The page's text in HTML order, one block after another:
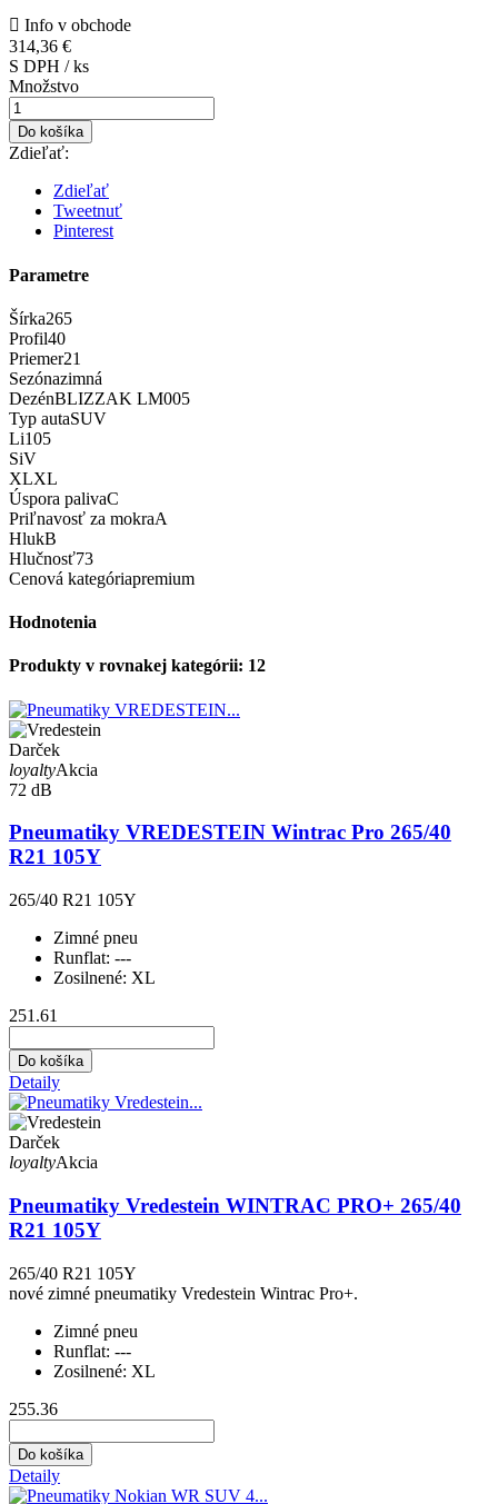
 Info v obchode
314,36 €
S DPH / ks
Množstvo
Do košíka
Zdieľať:
Zdieľať
Tweetnuť
Pinterest
Parametre
Šírka265
Profil40
Priemer21
Sezónazimná
DezénBLIZZAK LM005
Typ autaSUV
Li105
SiV
XLXL
Úspora palivaC
Priľnavosť za mokraA
HlukB
Hlučnosť73
Cenová kategóriapremium
Hodnotenia
Produkty v rovnakej kategórii: 12
Darček
loyaltyAkcia
72 dB
Pneumatiky VREDESTEIN Wintrac Pro 265/40
R21 105Y
265/40 R21 105Y
Zimné pneu
Runflat: ---
Zosilnené: XL
251.61
Do košíka
Detaily
Darček
loyaltyAkcia
Pneumatiky Vredestein WINTRAC PRO+ 265/40
R21 105Y
265/40 R21 105Y
nové zimné pneumatiky Vredestein Wintrac Pro+.
Zimné pneu
Runflat: ---
Zosilnené: XL
255.36
Do košíka
Detaily